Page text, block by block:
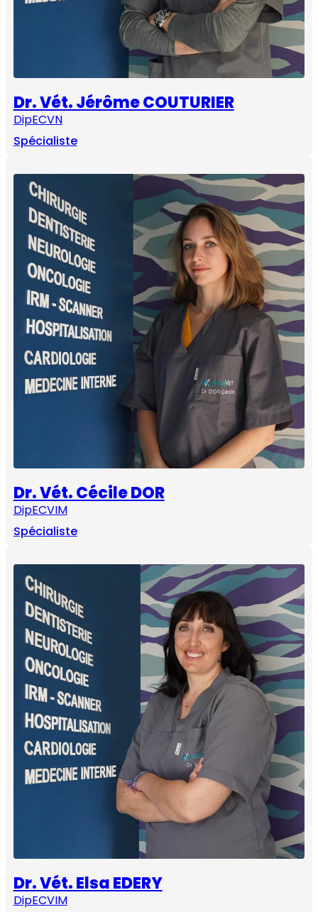
Dr. Vét. Jérôme COUTURIER
DipECVN
Spécialiste
Dr. Vét. Cécile DOR
DipECVIM
Spécialiste
Dr. Vét. Elsa EDERY
DipECVIM